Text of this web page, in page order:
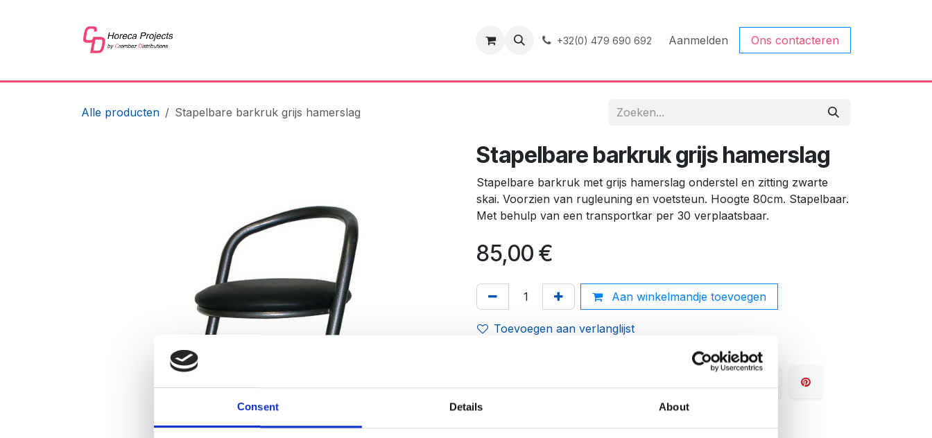
Consent Details About
+32(0) 479 690 692 Aanmelden Ons contacteren
Alle producten Stapelbare barkruk grijs hamerslag
Stapelbare barkruk grijs hamerslag
Stapelbare barkruk met grijs hamerslag onderstel en zitting zwarte
skai. Voorzien van rugleuning en voetsteun. Hoogte 80cm. Stapelbaar.
Met behulp van een transportkar per 30 verplaatsbaar.
85,00 €
Aan winkelmandje toevoegen
Toevoegen aan verlanglijst
Leveringsmoment in
overleg.